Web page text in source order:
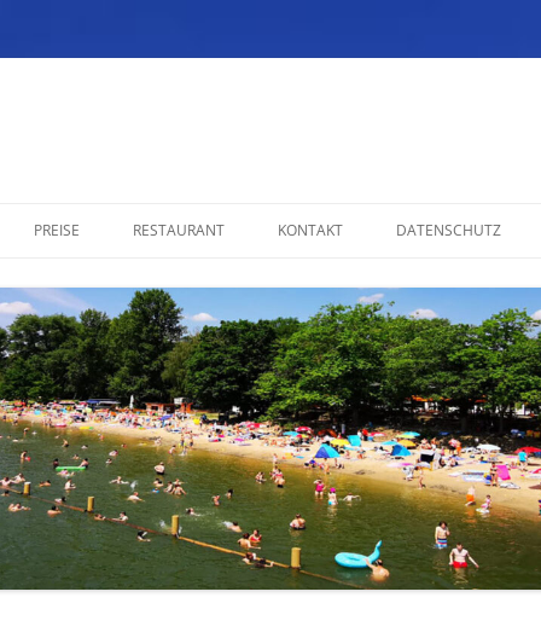
PREISE RESTAURANT
ÖFFNUNGSZEITEN
PARTYSERVICE
RÄUMLICHKEITEN
KONTAKT DATENSCHUTZ